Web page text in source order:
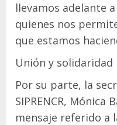
llevamos adelante
quienes nos
que estamos
Unión y solidaridad
Por su parte, la
SIPRENCR, Mónica
mensaje referido a